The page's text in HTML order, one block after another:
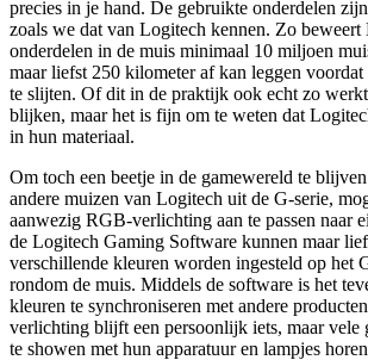
precies in je hand. De gebruikte onderdelen
zoals we dat van Logitech kennen. Zo beweert
onderdelen in de muis minimaal 10 miljoen
maar liefst 250 kilometer af kan leggen
te slijten. Of dit in de praktijk ook echt zo
blijken, maar het is fijn om te weten dat
in hun materiaal.
Om toch een beetje in de gamewereld te
andere muizen van Logitech uit de G-serie,
aanwezig RGB-verlichting aan te passen naar
de Logitech Gaming Software kunnen maar
verschillende kleuren worden ingesteld op het
rondom de muis. Middels de software is het
kleuren te synchroniseren met andere
verlichting blijft een persoonlijk iets, maar vele
te showen met hun apparatuur en lampjes